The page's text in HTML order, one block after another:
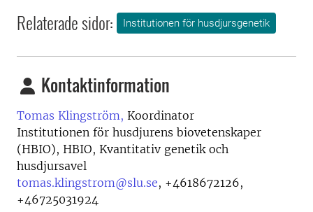
Relaterade sidor: Institutionen för husdjursgenetik
Kontaktinformation
Tomas Klingström, Koordinator
Institutionen för husdjurens biovetenskaper
(HBIO), HBIO, Kvantitativ genetik och
husdjursavel
tomas.klingstrom@slu.se, +4618672126,
+46725031924